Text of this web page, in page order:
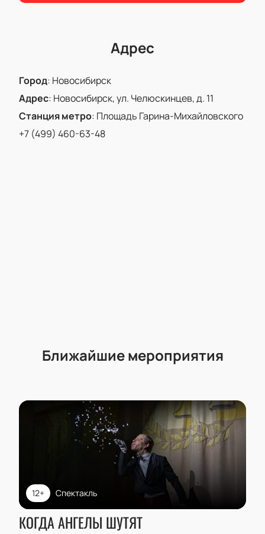
Адрес
Город: Новосибирск
Адрес: Новосибирск, ул. Челюскинцев, д. 11
Станция метро: Площадь Гарина-Михайловского
+7 (499) 460-63-48
Ближайшие мероприятия
Спектакль
12+
КОГДА АНГЕЛЫ ШУТЯТ